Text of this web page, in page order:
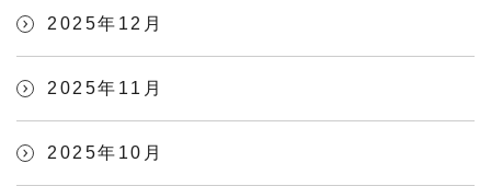
2025年12月
2025年11月
2025年10月